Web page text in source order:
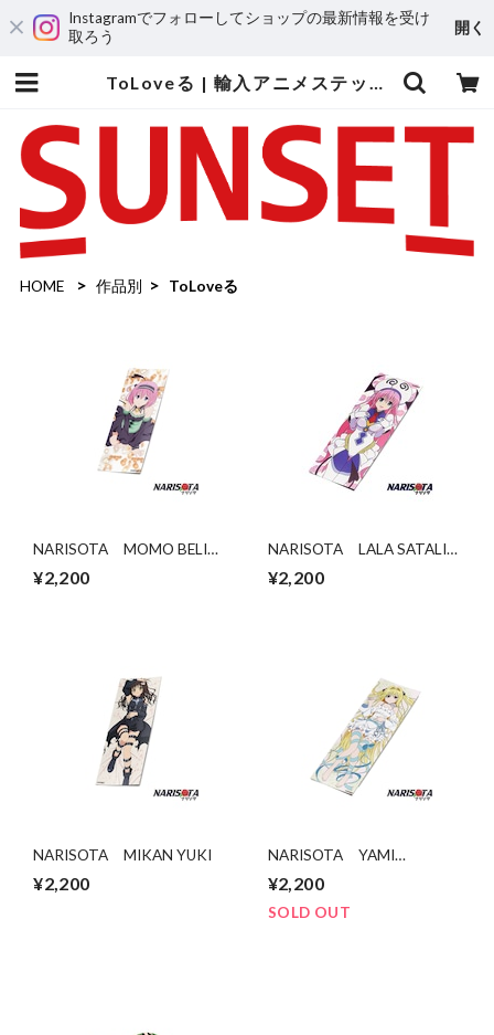
Instagramでフォローしてショップの最新情報を受け
取ろう
開く
ToLoveる | 輸入アニメステッカー専門店 SUNSET Stickers Store
HOME 作品別 ToLoveる
NARISOTA MOMO BELIA
¥2,200
NARISOTA LALA SATALIN
¥2,200
NARISOTA MIKAN YUKI
¥2,200
NARISOTA YAMI
¥2,200
SOLD OUT